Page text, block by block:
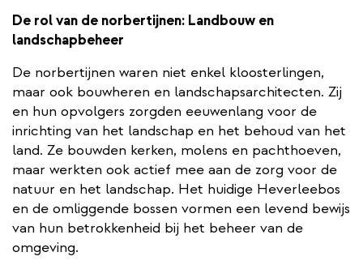
De rol van de norbertijnen: Landbouw en
landschapbeheer
De norbertijnen waren niet enkel kloosterlingen,
maar ook bouwheren en landschapsarchitecten. Zij
en hun opvolgers zorgden eeuwenlang voor de
inrichting van het landschap en het behoud van het
land. Ze bouwden kerken, molens en pachthoeven,
maar werkten ook actief mee aan de zorg voor de
natuur en het landschap. Het huidige Heverleebos
en de omliggende bossen vormen een levend bewijs
van hun betrokkenheid bij het beheer van de
omgeving.